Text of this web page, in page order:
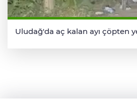
Uludağ'da aç kalan ayı çöpten